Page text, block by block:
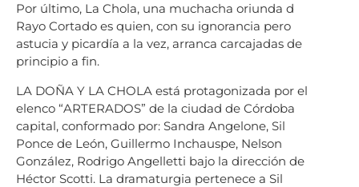
Por último, La Chola, una muchacha oriunda d
Rayo Cortado es quien, con su ignorancia pero
astucia y picardía a la vez, arranca carcajadas de
principio a fin.
LA DOÑA Y LA CHOLA está protagonizada por el
elenco “ARTERADOS” de la ciudad de Córdoba
capital, conformado por: Sandra Angelone, Sil
Ponce de León, Guillermo Inchauspe, Nelson
González, Rodrigo Angelletti bajo la dirección de
Héctor Scotti. La dramaturgia pertenece a Sil